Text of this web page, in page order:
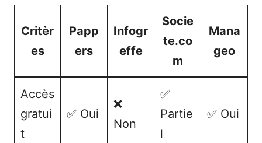
Critèr
es
Papp
ers
Infogr
effe
Socie
te.co
m
Mana
geo
Accès
gratui
t
✅ Oui
❌
Non
✅
Partie
l
✅ Oui